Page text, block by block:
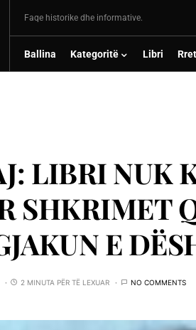
Faqe historike dhe informative.
Ballina Kategoritë Libri
LIBRI NUK
SHKRIMET
E
2 MINUTA PËR TË LEXUAR NO COMMENTS